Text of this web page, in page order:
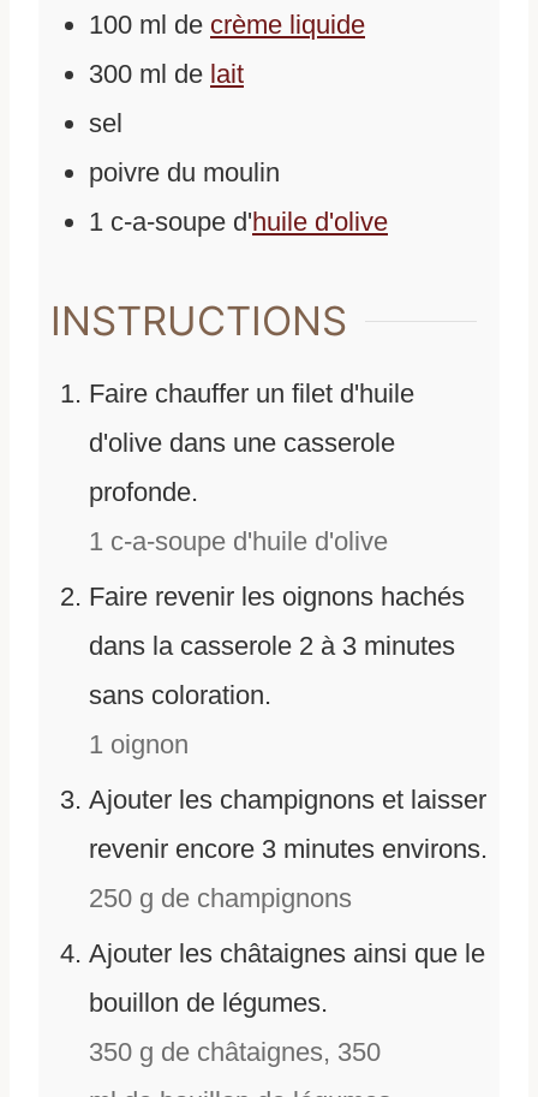
100 ml de crème liquide
300 ml de lait
sel
poivre du moulin
1 c-a-soupe d'huile d'olive
INSTRUCTIONS
Faire chauffer un filet d'huile
d'olive dans une casserole
profonde.
1 c-a-soupe d'huile d'olive
Faire revenir les oignons hachés
dans la casserole 2 à 3 minutes
sans coloration.
1 oignon
Ajouter les champignons et laisser
revenir encore 3 minutes environs.
250 g de champignons
Ajouter les châtaignes ainsi que le
bouillon de légumes.
350 g de châtaignes, 350